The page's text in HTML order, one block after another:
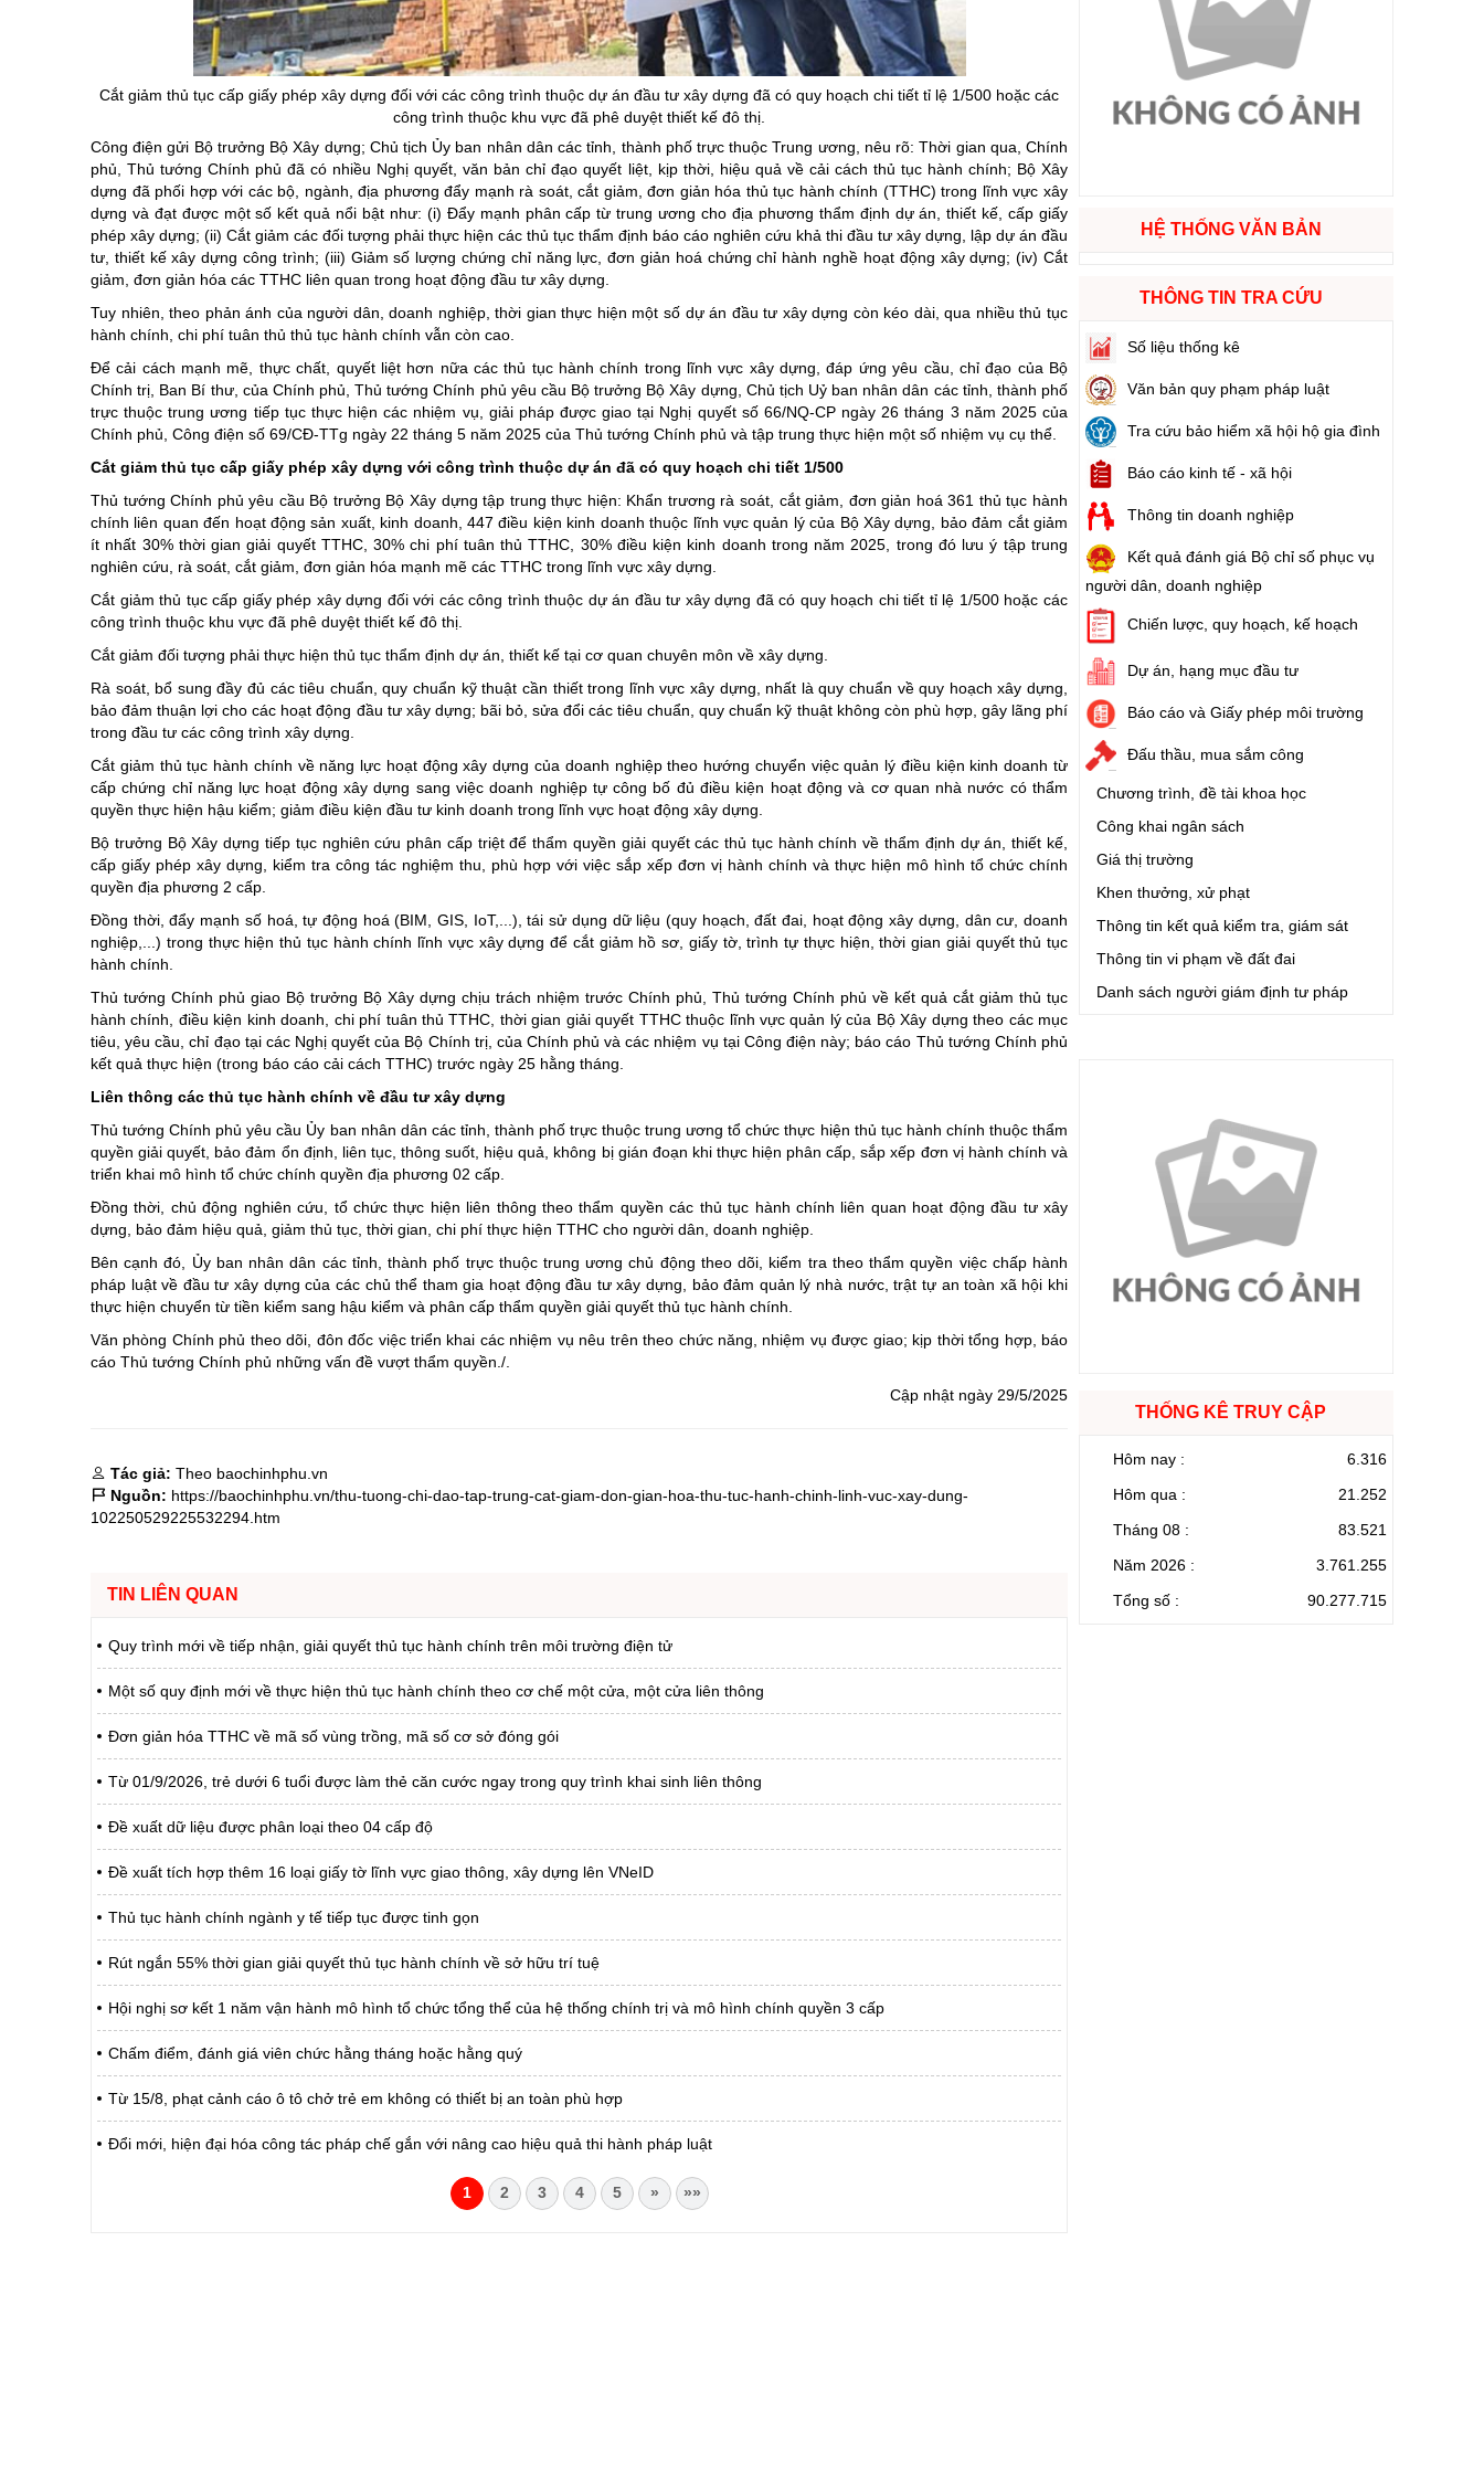
Chuyên đề tổng hợp Giảm nghèo bền vững
Đưa nghị quyết của Đảng vào cuộc sống
Bầu cử đại biểu Quốc hội khóa XVI và đại biểu Hội đồng nhân dân các cấp nhiệm kỳ 2026 - 2031
Gia đình hạnh phúc bền vững
An toàn thông tin
Thông tin biên giới
Điểm báo
Chuyên mục khác
Cắt giảm thủ tục cấp giấy phép xây dựng đối với các công trình thuộc dự án đầu tư xây dựng đã có quy hoạch chi tiết tỉ lệ 1/500 hoặc các
công trình thuộc khu vực đã phê duyệt thiết kế đô thị.
Công điện gửi Bộ trưởng Bộ Xây dựng; Chủ tịch Ủy ban nhân dân các tỉnh, thành phố trực thuộc Trung ương, nêu rõ: Thời gian qua, Chính
phủ, Thủ tướng Chính phủ đã có nhiều Nghị quyết, văn bản chỉ đạo quyết liệt, kịp thời, hiệu quả về cải cách thủ tục hành chính; Bộ Xây
dựng đã phối hợp với các bộ, ngành, địa phương đẩy mạnh rà soát, cắt giảm, đơn giản hóa thủ tục hành chính (TTHC) trong lĩnh vực xây
dựng và đạt được một số kết quả nổi bật như: (i) Đẩy mạnh phân cấp từ trung ương cho địa phương thẩm định dự án, thiết kế, cấp giấy
phép xây dựng; (ii) Cắt giảm các đối tượng phải thực hiện các thủ tục thẩm định báo cáo nghiên cứu khả thi đầu tư xây dựng, lập dự án đầu
tư, thiết kế xây dựng công trình; (iii) Giảm số lượng chứng chỉ năng lực, đơn giản hoá chứng chỉ hành nghề hoạt động xây dựng; (iv) Cắt
giảm, đơn giản hóa các TTHC liên quan trong hoạt động đầu tư xây dựng.
Tuy nhiên, theo phản ánh của người dân, doanh nghiệp, thời gian thực hiện một số dự án đầu tư xây dựng còn kéo dài, qua nhiều thủ tục
hành chính, chi phí tuân thủ thủ tục hành chính vẫn còn cao.
Để cải cách mạnh mẽ, thực chất, quyết liệt hơn nữa các thủ tục hành chính trong lĩnh vực xây dựng, đáp ứng yêu cầu, chỉ đạo của Bộ
Chính trị, Ban Bí thư, của Chính phủ, Thủ tướng Chính phủ yêu cầu Bộ trưởng Bộ Xây dựng, Chủ tịch Uỷ ban nhân dân các tỉnh, thành phố
trực thuộc trung ương tiếp tục thực hiện các nhiệm vụ, giải pháp được giao tại Nghị quyết số 66/NQ-CP ngày 26 tháng 3 năm 2025 của
Chính phủ, Công điện số 69/CĐ-TTg ngày 22 tháng 5 năm 2025 của Thủ tướng Chính phủ và tập trung thực hiện một số nhiệm vụ cụ thể.
Cắt giảm thủ tục cấp giấy phép xây dựng với công trình thuộc dự án đã có quy hoạch chi tiết 1/500
Thủ tướng Chính phủ yêu cầu Bộ trưởng Bộ Xây dựng tập trung thực hiện: Khẩn trương rà soát, cắt giảm, đơn giản hoá 361 thủ tục hành
chính liên quan đến hoạt động sản xuất, kinh doanh, 447 điều kiện kinh doanh thuộc lĩnh vực quản lý của Bộ Xây dựng, bảo đảm cắt giảm
ít nhất 30% thời gian giải quyết TTHC, 30% chi phí tuân thủ TTHC, 30% điều kiện kinh doanh trong năm 2025, trong đó lưu ý tập trung
nghiên cứu, rà soát, cắt giảm, đơn giản hóa mạnh mẽ các TTHC trong lĩnh vực xây dựng.
Cắt giảm thủ tục cấp giấy phép xây dựng đối với các công trình thuộc dự án đầu tư xây dựng đã có quy hoạch chi tiết tỉ lệ 1/500 hoặc các
công trình thuộc khu vực đã phê duyệt thiết kế đô thị.
Cắt giảm đối tượng phải thực hiện thủ tục thẩm định dự án, thiết kế tại cơ quan chuyên môn về xây dựng.
Rà soát, bổ sung đầy đủ các tiêu chuẩn, quy chuẩn kỹ thuật cần thiết trong lĩnh vực xây dựng, nhất là quy chuẩn về quy hoạch xây dựng,
bảo đảm thuận lợi cho các hoạt động đầu tư xây dựng; bãi bỏ, sửa đổi các tiêu chuẩn, quy chuẩn kỹ thuật không còn phù hợp, gây lãng phí
trong đầu tư các công trình xây dựng.
Cắt giảm thủ tục hành chính về năng lực hoạt động xây dựng của doanh nghiệp theo hướng chuyển việc quản lý điều kiện kinh doanh từ
cấp chứng chỉ năng lực hoạt động xây dựng sang việc doanh nghiệp tự công bố đủ điều kiện hoạt động và cơ quan nhà nước có thẩm
quyền thực hiện hậu kiểm; giảm điều kiện đầu tư kinh doanh trong lĩnh vực hoạt động xây dựng.
Bộ trưởng Bộ Xây dựng tiếp tục nghiên cứu phân cấp triệt để thẩm quyền giải quyết các thủ tục hành chính về thẩm định dự án, thiết kế,
cấp giấy phép xây dựng, kiểm tra công tác nghiệm thu, phù hợp với việc sắp xếp đơn vị hành chính và thực hiện mô hình tổ chức chính
quyền địa phương 2 cấp.
Đồng thời, đẩy mạnh số hoá, tự động hoá (BIM, GIS, IoT,...), tái sử dụng dữ liệu (quy hoạch, đất đai, hoạt động xây dựng, dân cư, doanh
nghiệp,...) trong thực hiện thủ tục hành chính lĩnh vực xây dựng để cắt giảm hồ sơ, giấy tờ, trình tự thực hiện, thời gian giải quyết thủ tục
hành chính.
Thủ tướng Chính phủ giao Bộ trưởng Bộ Xây dựng chịu trách nhiệm trước Chính phủ, Thủ tướng Chính phủ về kết quả cắt giảm thủ tục
hành chính, điều kiện kinh doanh, chi phí tuân thủ TTHC, thời gian giải quyết TTHC thuộc lĩnh vực quản lý của Bộ Xây dựng theo các mục
tiêu, yêu cầu, chỉ đạo tại các Nghị quyết của Bộ Chính trị, của Chính phủ và các nhiệm vụ tại Công điện này; báo cáo Thủ tướng Chính phủ
kết quả thực hiện (trong báo cáo cải cách TTHC) trước ngày 25 hằng tháng.
Liên thông các thủ tục hành chính về đầu tư xây dựng
Thủ tướng Chính phủ yêu cầu Ủy ban nhân dân các tỉnh, thành phố trực thuộc trung ương tổ chức thực hiện thủ tục hành chính thuộc thẩm
quyền giải quyết, bảo đảm ổn định, liên tục, thông suốt, hiệu quả, không bị gián đoạn khi thực hiện phân cấp, sắp xếp đơn vị hành chính và
triển khai mô hình tổ chức chính quyền địa phương 02 cấp.
Đồng thời, chủ động nghiên cứu, tổ chức thực hiện liên thông theo thẩm quyền các thủ tục hành chính liên quan hoạt động đầu tư xây
dựng, bảo đảm hiệu quả, giảm thủ tục, thời gian, chi phí thực hiện TTHC cho người dân, doanh nghiệp.
Bên cạnh đó, Ủy ban nhân dân các tỉnh, thành phố trực thuộc trung ương chủ động theo dõi, kiểm tra theo thẩm quyền việc chấp hành
pháp luật về đầu tư xây dựng của các chủ thể tham gia hoạt động đầu tư xây dựng, bảo đảm quản lý nhà nước, trật tự an toàn xã hội khi
thực hiện chuyển từ tiền kiểm sang hậu kiểm và phân cấp thẩm quyền giải quyết thủ tục hành chính.
Văn phòng Chính phủ theo dõi, đôn đốc việc triển khai các nhiệm vụ nêu trên theo chức năng, nhiệm vụ được giao; kịp thời tổng hợp, báo
cáo Thủ tướng Chính phủ những vấn đề vượt thẩm quyền./.
Cập nhật ngày 29/5/2025
Tác giả: Theo baochinhphu.vn
Nguồn: https://baochinhphu.vn/thu-tuong-chi-dao-tap-trung-cat-giam-don-gian-hoa-thu-tuc-hanh-chinh-linh-vuc-xay-dung-
102250529225532294.htm
TIN LIÊN QUAN
Quy trình mới về tiếp nhận, giải quyết thủ tục hành chính trên môi trường điện tử
Một số quy định mới về thực hiện thủ tục hành chính theo cơ chế một cửa, một cửa liên thông
Đơn giản hóa TTHC về mã số vùng trồng, mã số cơ sở đóng gói
Từ 01/9/2026, trẻ dưới 6 tuổi được làm thẻ căn cước ngay trong quy trình khai sinh liên thông
Đề xuất dữ liệu được phân loại theo 04 cấp độ
Đề xuất tích hợp thêm 16 loại giấy tờ lĩnh vực giao thông, xây dựng lên VNeID
Thủ tục hành chính ngành y tế tiếp tục được tinh gọn
Rút ngắn 55% thời gian giải quyết thủ tục hành chính về sở hữu trí tuệ
Hội nghị sơ kết 1 năm vận hành mô hình tổ chức tổng thể của hệ thống chính trị và mô hình chính quyền 3 cấp
Chấm điểm, đánh giá viên chức hằng tháng hoặc hằng quý
Từ 15/8, phạt cảnh cáo ô tô chở trẻ em không có thiết bị an toàn phù hợp
Đổi mới, hiện đại hóa công tác pháp chế gắn với nâng cao hiệu quả thi hành pháp luật
1 2 3 4 5 » »»
HỆ THỐNG VĂN BẢN
THÔNG TIN TRA CỨU
Số liệu thống kê
Văn bản quy phạm pháp luật
Tra cứu bảo hiểm xã hội hộ gia đình
Báo cáo kinh tế - xã hội
Thông tin doanh nghiệp
Kết quả đánh giá Bộ chỉ số phục vụ
người dân, doanh nghiệp
Chiến lược, quy hoạch, kế hoạch
Dự án, hạng mục đầu tư
Báo cáo và Giấy phép môi trường
Đấu thầu, mua sắm công
Chương trình, đề tài khoa học
Công khai ngân sách
Giá thị trường
Khen thưởng, xử phạt
Thông tin kết quả kiểm tra, giám sát
Thông tin vi phạm về đất đai
Danh sách người giám định tư pháp
THỐNG KÊ TRUY CẬP
Hôm nay :
6.316
Hôm qua :
21.252
Tháng 08 :
83.521
Năm 2026 :
3.761.255
Tổng số :
90.277.715